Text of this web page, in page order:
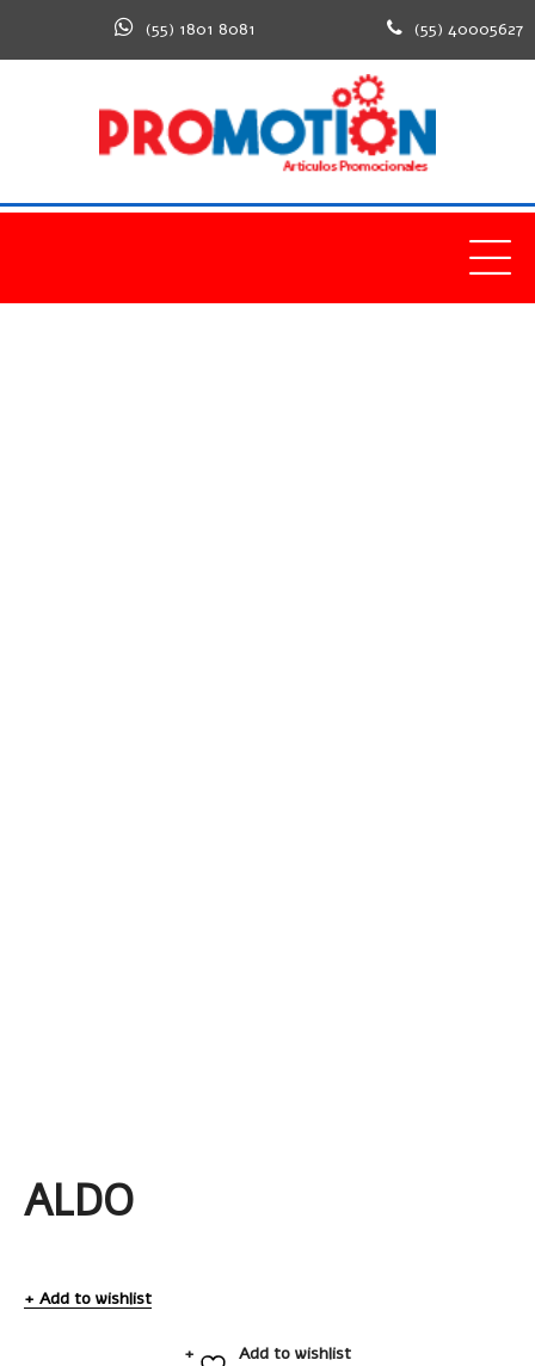
(55) 1801 8081 (55) 40005627
ALDO
Add to wishlist
Add to wishlist